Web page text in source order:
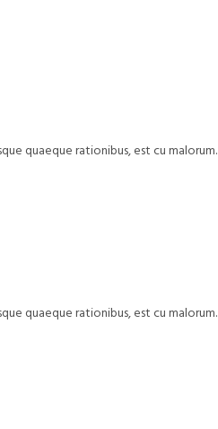
quaeque rationibus, est cu malorum.
quaeque rationibus, est cu malorum.